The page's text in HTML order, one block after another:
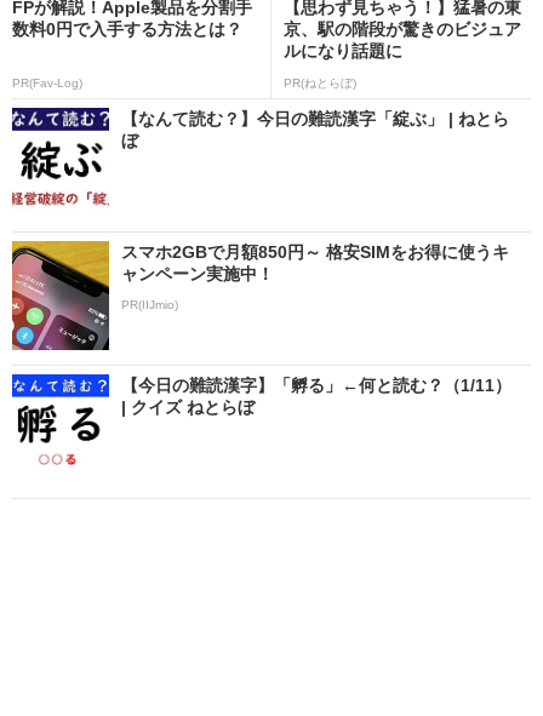
FPが解説！Apple製品を分割手
数料0円で入手する方法とは？
PR(Fav-Log)
【思わず見ちゃう！】猛暑の東
京、駅の階段が驚きのビジュア
ルになり話題に
PR(ねとらぼ)
【なんて読む？】今日の難読漢字「綻ぶ」 | ねとら
ぼ
スマホ2GBで月額850円～ 格安SIMをお得に使うキ
ャンペーン実施中！
PR(IIJmio)
【今日の難読漢字】「孵る」←何と読む？（1/11）
| クイズ ねとらぼ